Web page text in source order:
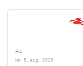
Fra
lør. 8. aug. 2026